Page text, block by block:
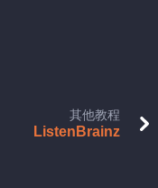
其他教程
ListenBrainz